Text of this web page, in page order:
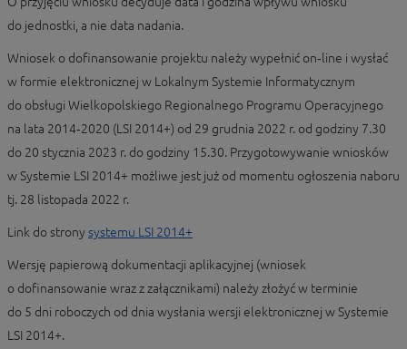
do jednostki, a nie data nadania.
Wniosek o dofinansowanie projektu należy wypełnić on‑line i wysłać
w formie elektronicznej w Lokalnym Systemie Informatycznym
do obsługi Wielkopolskiego Regionalnego Programu Operacyjnego
na lata 2014‑2020 (LSI 2014+) od 29 grudnia 2022 r. od godziny 7.30
do 20 stycznia 2023 r. do godziny 15.30. Przygotowywanie wniosków
w Systemie LSI 2014+ możliwe jest już od momentu ogłoszenia naboru
tj. 28 listopada 2022 r.
Link do strony systemu LSI 2014+
Wersję papierową dokumentacji aplikacyjnej (wniosek
o dofinansowanie wraz z załącznikami) należy złożyć w terminie
do 5 dni roboczych od dnia wysłania wersji elektronicznej w Systemie
LSI 2014+.